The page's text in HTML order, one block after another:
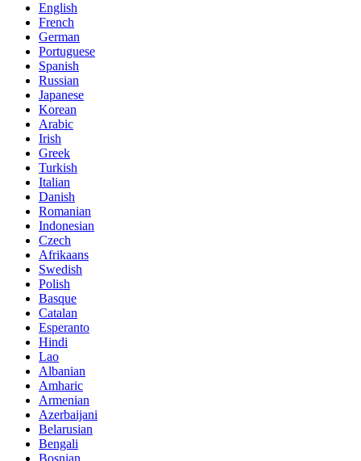
English
French
German
Portuguese
Spanish
Russian
Japanese
Korean
Arabic
Irish
Greek
Turkish
Italian
Danish
Romanian
Indonesian
Czech
Afrikaans
Swedish
Polish
Basque
Catalan
Esperanto
Hindi
Lao
Albanian
Amharic
Armenian
Azerbaijani
Belarusian
Bengali